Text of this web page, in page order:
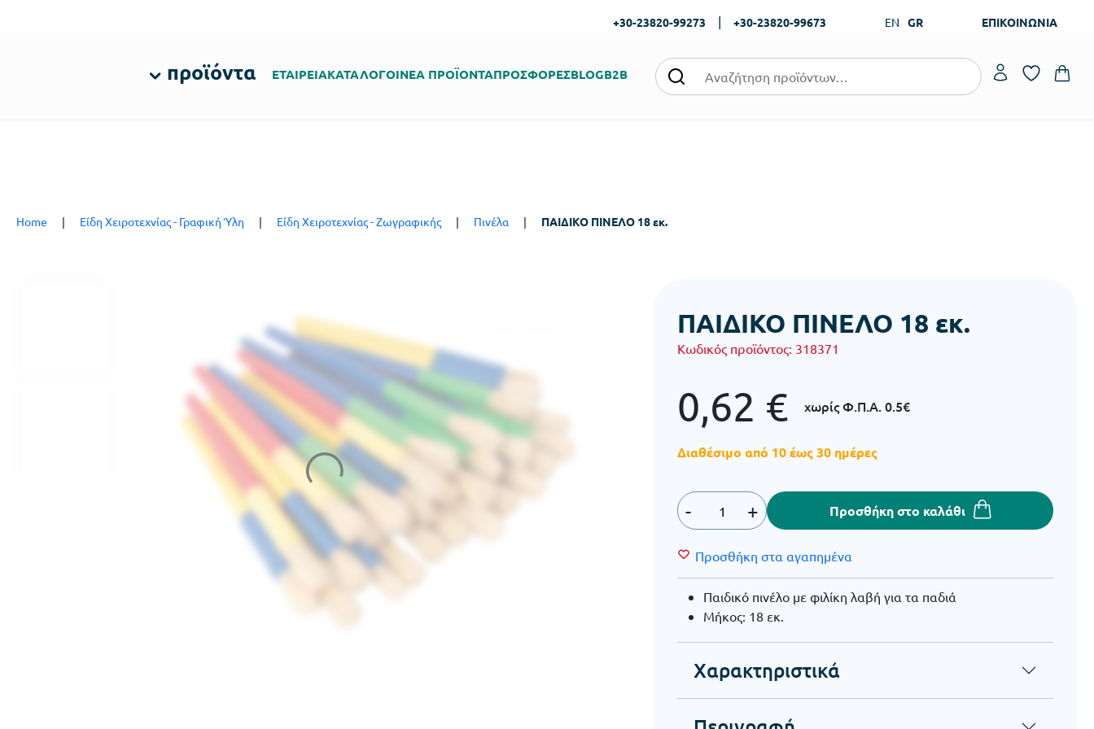
+30-23820-99273 | +30-23820-99673 EN GR ΕΠΙΚΟΙΝΩΝΙΑ
προϊόντα ΕΤΑΙΡΕΙΑΚΑΤΑΛΟΓΟΙΝΕΑ ΠΡΟΪΟΝΤΑΠΡΟΣΦΟΡΕΣBLOGB2B
Home | Είδη Χειροτεχνίας - Γραφική Ύλη | Είδη Χειροτεχνίας - Ζωγραφικής | Πινέλα | ΠΑΙΔΙΚΟ ΠΙΝΕΛΟ 18 εκ.
ΠΑΙΔΙΚΟ ΠΙΝΕΛΟ 18 εκ.
Κωδικός προϊόντος: 318371
0,62 € χωρίς Φ.Π.Α.0.5€
Διαθέσιμο από 10 έως 30 ημέρες
- + Προσθήκη στο καλάθι
Προσθήκη στα αγαπημένα
Παιδικό πινέλο με φιλίκη λαβή για τα παδιά
Μήκος: 18 εκ.
Χαρακτηριστικά